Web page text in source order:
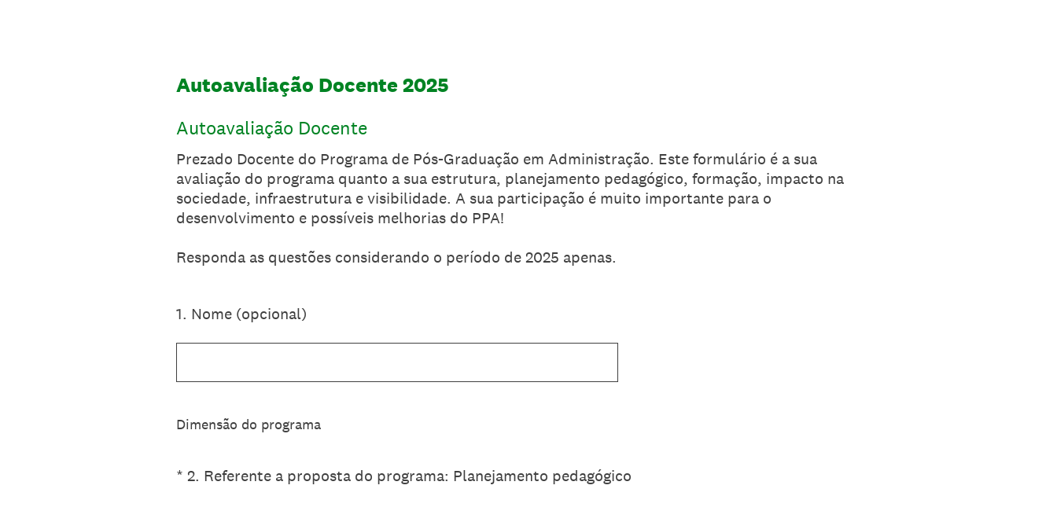
Autoavaliação Docente 2025
Autoavaliação Docente
Prezado Docente do Programa de Pós-Graduação em Administração. Este formulário é a sua
avaliação do programa quanto a sua estrutura, planejamento pedagógico, formação, impacto na
sociedade, infraestrutura e visibilidade. A sua participação é muito importante para o
desenvolvimento e possíveis melhorias do PPA!
Responda as questões considerando o período de 2025 apenas.
1. Nome (opcional)
Dimensão do programa
* 2. Referente a proposta do programa: Planejamento pedagógico
(Obrigatório)